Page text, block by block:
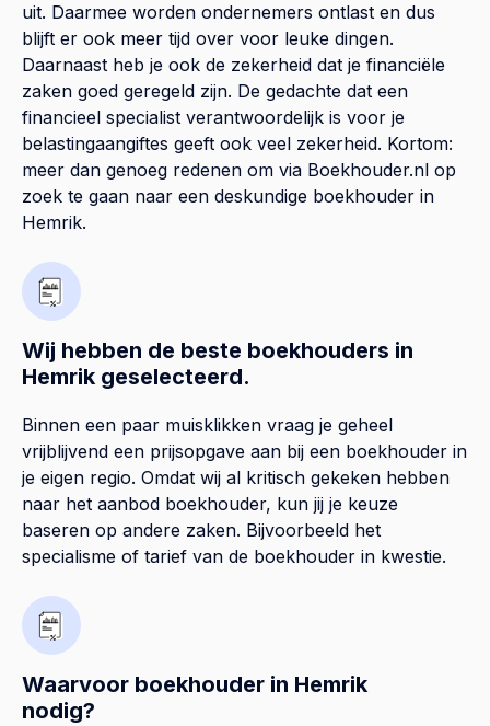
uit. Daarmee worden ondernemers ontlast en dus
blijft er ook meer tijd over voor leuke dingen.
Daarnaast heb je ook de zekerheid dat je financiële
zaken goed geregeld zijn. De gedachte dat een
financieel specialist verantwoordelijk is voor je
belastingaangiftes geeft ook veel zekerheid. Kortom:
meer dan genoeg redenen om via Boekhouder.nl op
zoek te gaan naar een deskundige boekhouder in
Hemrik.
Wij hebben de beste boekhouders in
Hemrik geselecteerd.
Binnen een paar muisklikken vraag je geheel
vrijblijvend een prijsopgave aan bij een boekhouder in
je eigen regio. Omdat wij al kritisch gekeken hebben
naar het aanbod boekhouder, kun jij je keuze
baseren op andere zaken. Bijvoorbeeld het
specialisme of tarief van de boekhouder in kwestie.
Waarvoor boekhouder in Hemrik
nodig?